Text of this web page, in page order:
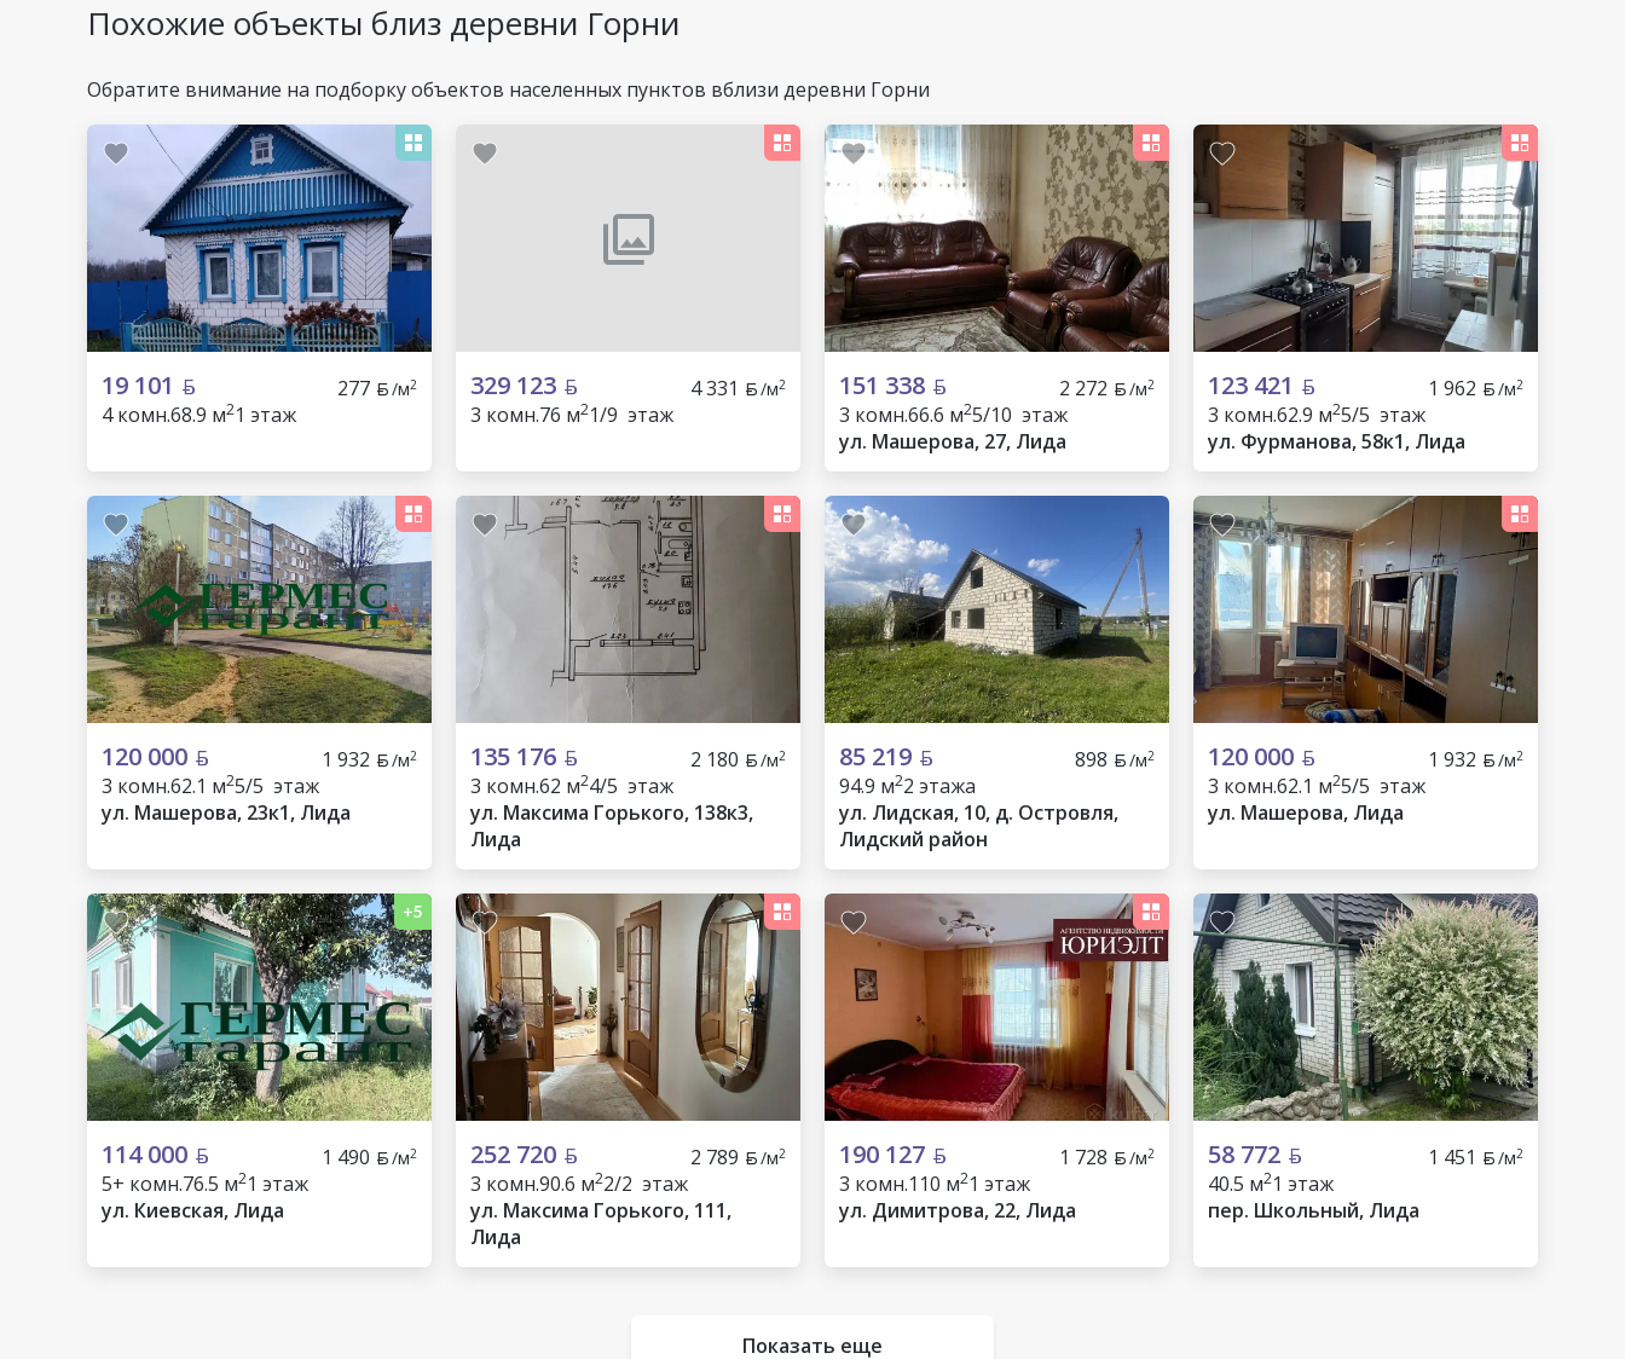
Похожие объекты близ деревни Горни
Обратите внимание на подборку объектов населенных пунктов вблизи деревни Горни
19 101 277 /м2
4 комн.68.9 м21 этаж
329 123 4 331 /м2
3 комн.76 м21/9 этаж
151 338 2 272 /м2
3 комн.66.6 м25/10 этаж
ул. Машерова, 27, Лида
123 421 1 962 /м2
3 комн.62.9 м25/5 этаж
ул. Фурманова, 58к1, Лида
120 000 1 932 /м2
3 комн.62.1 м25/5 этаж
ул. Машерова, 23к1, Лида
135 176 2 180 /м2
3 комн.62 м24/5 этаж
ул. Максима Горького, 138к3,
Лида
85 219 898 /м2
94.9 м22 этажа
ул. Лидская, 10, д. Островля,
Лидский район
120 000 1 932 /м2
3 комн.62.1 м25/5 этаж
ул. Машерова, Лида
114 000 1 490 /м2
5+ комн.76.5 м21 этаж
ул. Киевская, Лида
252 720 2 789 /м2
3 комн.90.6 м22/2 этаж
ул. Максима Горького, 111,
Лида
190 127 1 728 /м2
3 комн.110 м21 этаж
ул. Димитрова, 22, Лида
58 772 1 451 /м2
40.5 м21 этаж
пер. Школьный, Лида
Показать еще